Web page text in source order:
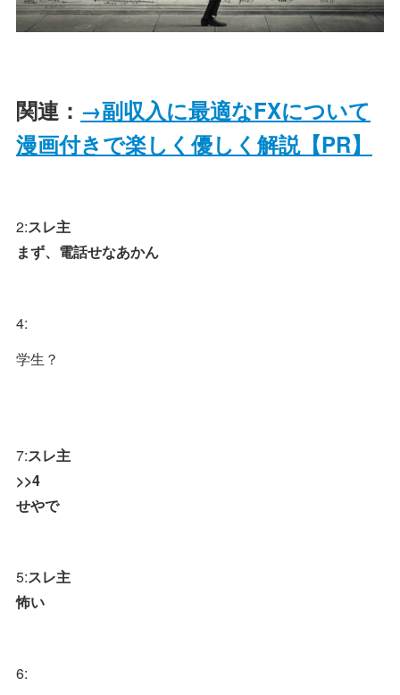
関連： →副収入に最適なFXについて
漫画付きで楽しく優しく解説【PR】
2:スレ主
まず、電話せなあかん
4:
学生？
7:スレ主
>>4
せやで
5:スレ主
怖い
6: